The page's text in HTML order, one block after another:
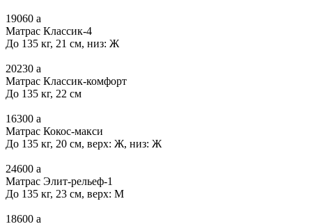
19060 a
Матрас Классик-4
До 135 кг, 21 см, низ: Ж
20230 a
Матрас Классик-комфорт
До 135 кг, 22 см
16300 a
Матрас Кокос-макси
До 135 кг, 20 см, верх: Ж, низ: Ж
24600 a
Матрас Элит-рельеф-1
До 135 кг, 23 см, верх: М
18600 a